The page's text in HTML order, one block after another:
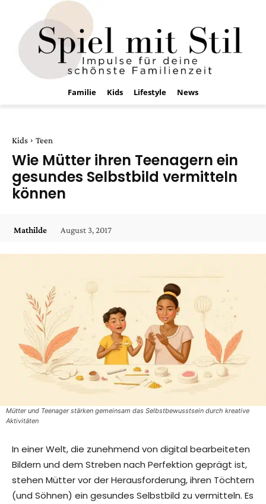
Familie Kids Lifestyle News
Kids Teen
Wie Mütter ihren Teenagern ein
gesundes Selbstbild vermitteln
können
Mathilde August 3, 2017
Mütter und Teenager stärken gemeinsam das Selbstbewusstsein durch kreative
Aktivitäten
In einer Welt, die zunehmend von digital bearbeiteten
Bildern und dem Streben nach Perfektion geprägt ist,
stehen Mütter vor der Herausforderung, ihren Töchtern
(und Söhnen) ein gesundes Selbstbild zu vermitteln. Es